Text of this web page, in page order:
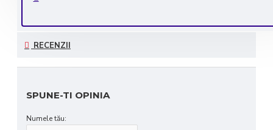
RECENZII
SPUNE-TI OPINIA
Numele tău: